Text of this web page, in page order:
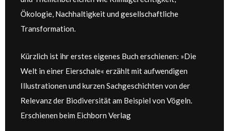
Ökologie, Nachhaltigkeit und gesellschaftliche
Transformation.
Kürzlich ist ihr erstes eigenes Buch erschienen: »Die
Welt in einer Eierschale« erzählt mit aufwendigen
Illustrationen und kurzen Sachgeschichten von der
Relevanz der Biodiversität am Beispiel von Vögeln.
Erschienen beim Eichborn Verlag